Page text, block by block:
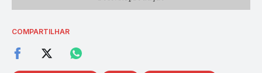
COMPARTILHAR